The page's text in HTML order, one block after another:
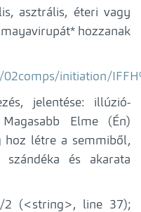
asztrális, éteri vagy
hozzanak
initiation/
jelentése: illúzió-
Elme (Én)
hoz létre a semmiből,
és akarata
2 ( <string>, line 37);